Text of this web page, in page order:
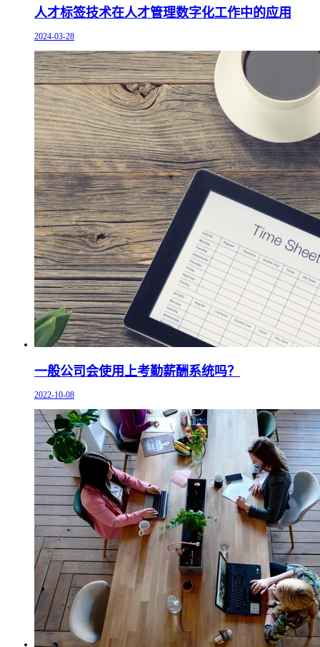
人才标签技术在人才管理数字化工作中的应用
2024-03-28
一般公司会使用上考勤薪酬系统吗？
2022-10-08